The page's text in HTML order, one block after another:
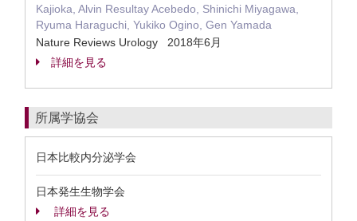
Kajioka, Alvin Resultay Acebedo, Shinichi Miyagawa,
Ryuma Haraguchi, Yukiko Ogino, Gen Yamada
Nature Reviews Urology 2018年6月
詳細を見る
所属学協会
日本比較内分泌学会
日本発生生物学会
詳細を見る